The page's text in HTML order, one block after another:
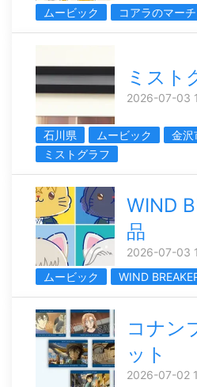
ムービック コアラのマーチ
ミスト
2026-07-03
石川県 ムービック 金沢
ミストグラフ
WIND
品
2026-07-03
ムービック
WIND
コナン
ット
2026-07-02